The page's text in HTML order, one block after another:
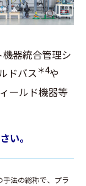
機器統合管理シ
ドバス＊4や
ールド機器等
い。
法の総称で、プラ